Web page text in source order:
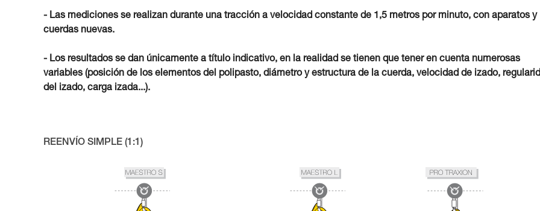
- Las mediciones se realizan durante una tracción a velocidad constante de 1,5 metros por minuto, con aparatos y
cuerdas nuevas.
- Los resultados se dan únicamente a título indicativo, en la realidad se tienen que tener en cuenta numerosas
variables (posición de los elementos del polipasto, diámetro y estructura de la cuerda, velocidad de izado,
del izado, carga izada...).
REENVÍO SIMPLE (1:1)